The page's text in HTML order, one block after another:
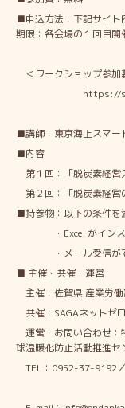
■申込方法：下記サイト
期限：各会場の１回目開
＜ワークショップ参加
https://
■講師：東京海上スマー
■内容
第１回：「脱炭素経営
第２回：「脱炭素経営
■持参物：以下の条件を
・Excel がインスト
・メール受信がで
■ 主催・共催・運営
主催：佐賀県 産業労
共催：SAGAネットゼ
運営・お問い合わせ：
球温暖化防止活動推進セ
TEL：0952-37-9192